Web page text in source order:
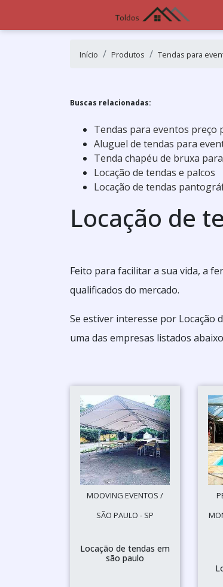
Início Produtos Tendas para
Buscas relacionadas:
Tendas para eventos preço
Aluguel de tendas para
Tenda chapéu de bruxa
Locação de tendas e palcos
Locação de tendas
Locação de
Feito para facilitar a sua vida, a
qualificados do mercado.
Se estiver interesse por Locação
uma das empresas listados
MOOVING EVENTOS /
SÃO PAULO - SP
Locação de tendas em
são paulo